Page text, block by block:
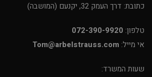
כתובת: דרך העמק 32, יקנעם (המושבה)
טלפון: 072-390-9920
אי מייל:
שעות המשרד: